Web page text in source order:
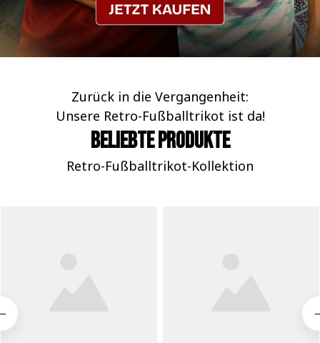
Zurück in die Vergangenheit:
Unsere Retro-Fußballtrikot ist da!
Beliebte Produkte
Retro-Fußballtrikot-Kollektion